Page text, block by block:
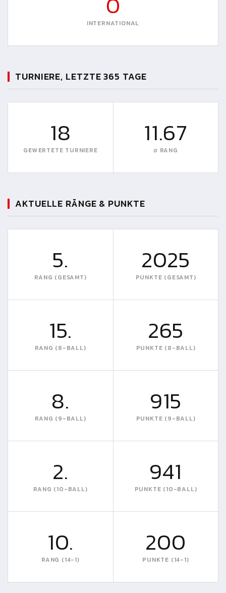
INTERNATIONAL
TURNIERE, LETZTE 365 TAGE
18
GEWERTETE TURNIERE
11.67
∅ RANG
AKTUELLE RÄNGE & PUNKTE
5.
RANG (GESAMT)
2025
PUNKTE (GESAMT)
15.
RANG (8-BALL)
265
PUNKTE (8-BALL)
8.
RANG (9-BALL)
915
PUNKTE (9-BALL)
2.
RANG (10-BALL)
941
PUNKTE (10-BALL)
10.
RANG (14-1)
200
PUNKTE (14-1)